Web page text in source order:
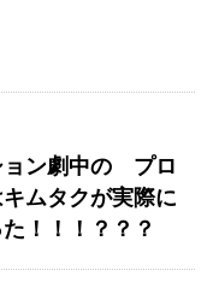
ョン劇中の プロ
ムタクが実際に
！！！？？？